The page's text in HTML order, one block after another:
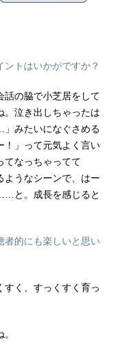
トはいかがですか？
話の脇で小芝居をして
。泣き出しちゃったは
みたいになぐさめる
！」って元気よく言い
なっちゃってて
ようなシーンで、はー
と。成長を感じると
的にも楽しいと思い
すく、すっくすく育っ